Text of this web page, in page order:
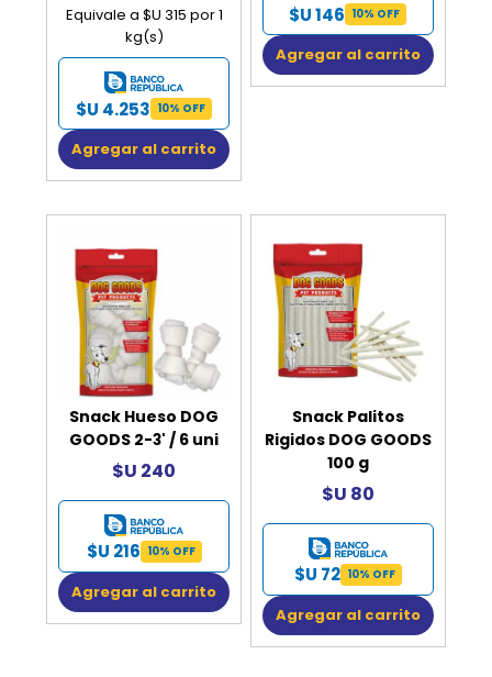
Equivale a $U 315 por 1
kg(s)
$U 4.253 10% OFF
Agregar al carrito
$U 146 10% OFF
Agregar al carrito
Snack Hueso DOG
GOODS 2-3' / 6 uni
$U 240
$U 216 10% OFF
Agregar al carrito
Snack Palitos
Rigidos DOG GOODS
100 g
$U 80
$U 72 10% OFF
Agregar al carrito